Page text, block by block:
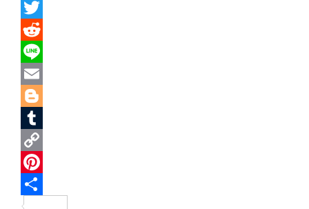
Facebook
Twitter
Reddit
Line
Email
Blogger
Tumblr
Copy
Link
Pinterest